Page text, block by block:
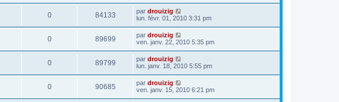
0 84133 par drouizig
lun. févr. 01, 2010 3:31 pm
0 89699 par drouizig
ven. janv. 22, 2010 5:35 pm
0 89799 par drouizig
lun. janv. 18, 2010 5:55 pm
0 90685 par drouizig
ven. janv. 15, 2010 6:21 pm